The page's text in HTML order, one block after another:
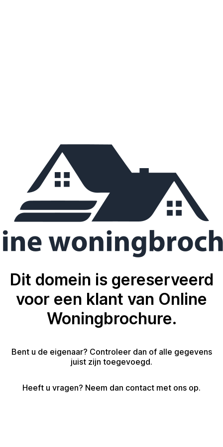
Dit domein is gereserveerd
voor een klant van Online
Woningbrochure.
Bent u de eigenaar? Controleer dan of alle gegevens
juist zijn toegevoegd.
Heeft u vragen? Neem dan contact met ons op.